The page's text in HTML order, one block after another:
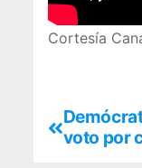
Cortesía
voto por